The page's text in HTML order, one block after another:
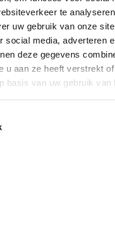
te
uw gebruik van onze
social media, adverteren
deze gegevens
u aan ze heeft verstrekt
basis van uw gebruik van
bieden wij volledig maatwerk,
thematische invulling.
ORIGINAL STORE
Original Store & Grill
toegang tot de nieuwste Weber
met een A-Brand
begeleiding van
op maat: van ontvangst tot
je zoekt of het nu gaat om
productpresentatie.